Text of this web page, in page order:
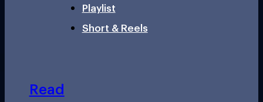
Playlist
Short & Reels
Read